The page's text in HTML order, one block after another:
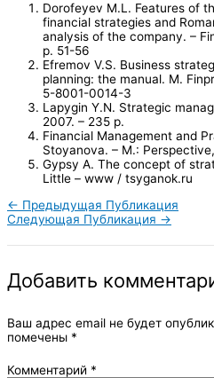
Dorofeyev M.L. Features of
financial strategies and
analysis of the company. –
p. 51-56
Efremov V.S. Business
planning: the manual. M.
5-8001-0014-3
Lapygin Y.N. Strategic
2007. – 235 p.
Financial Management and
Stoyanova. – M.:
Gypsy A. The concept of
Little – www / tsyganok.ru
← Предыдущая Публикация
Следующая Публикация →
Добавить
Ваш адрес email не будет
помечены *
Комментарий *